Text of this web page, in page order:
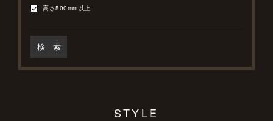
高さ500mm以上
検 索
STYLE